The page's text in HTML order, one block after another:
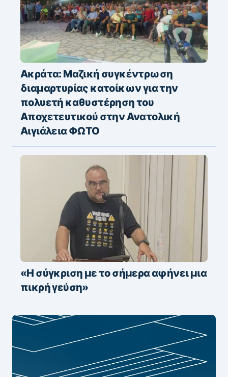
Ακράτα: Μαζική συγκέντρωση
διαμαρτυρίας κατοίκων για την
πολυετή καθυστέρηση του
Αποχετευτικού στην Ανατολική
Αιγιάλεια ΦΩΤΟ
«Η σύγκριση με το σήμερα αφήνει μια
πικρή γεύση»